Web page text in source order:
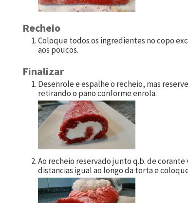
Recheio
Coloque todos os ingredientes no copo
aos poucos.
Finalizar
Desenrole e espalhe o recheio, mas
retirando o pano conforme enrola.
Ao recheio reservado junto q.b. de
distancias igual ao longo da torta e